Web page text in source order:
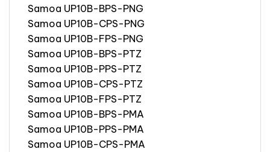
Samoa UP10B-BPS-PNG
Samoa UP10B-CPS-PNG
Samoa UP10B-FPS-PNG
Samoa UP10B-BPS-PTZ
Samoa UP10B-PPS-PTZ
Samoa UP10B-CPS-PTZ
Samoa UP10B-FPS-PTZ
Samoa UP10B-BPS-PMA
Samoa UP10B-PPS-PMA
Samoa UP10B-CPS-PMA